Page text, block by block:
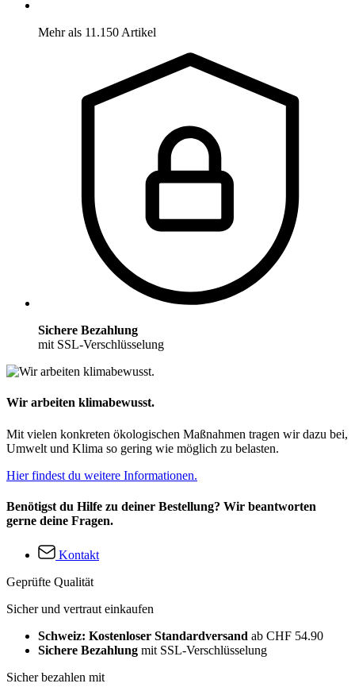
Mehr als 11.150 Artikel
Sichere Bezahlung
mit SSL-Verschlüsselung
Wir arbeiten klimabewusst.
Mit vielen konkreten ökologischen Maßnahmen tragen wir dazu bei,
Umwelt und Klima so gering wie möglich zu belasten.
Hier findest du weitere Informationen.
Benötigst du Hilfe zu deiner Bestellung? Wir beantworten
gerne deine Fragen.
Kontakt
Geprüfte Qualität
Sicher und vertraut einkaufen
Schweiz: Kostenloser Standardversand ab CHF 54.90
Sichere Bezahlung mit SSL-Verschlüsselung
Sicher bezahlen mit